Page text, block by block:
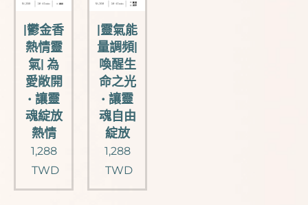
|鬱金香
熱情靈
氣| 為
愛敞開
• 讓靈
魂綻放
熱情
1,288
TWD
|靈氣能
量調頻|
喚醒生
命之光
• 讓靈
魂自由
綻放
1,288
TWD